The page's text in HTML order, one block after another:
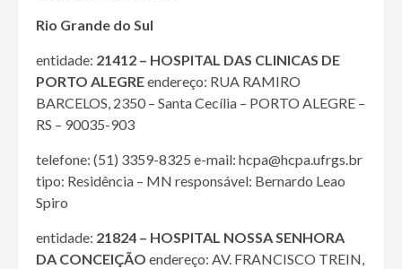
Rio Grande do Sul
entidade: 21412 – HOSPITAL DAS CLINICAS DE
PORTO ALEGREendereço: RUA RAMIRO
BARCELOS, 2350 – Santa Cecília – PORTO ALEGRE –
RS – 90035-903
telefone: (51) 3359-8325 e-mail: hcpa@hcpa.ufrgs.br
tipo: Residência – MN responsável: Bernardo Leao
Spiro
entidade: 21824 – HOSPITAL NOSSA SENHORA
DA CONCEIÇÃO endereço: AV. FRANCISCO TREIN,